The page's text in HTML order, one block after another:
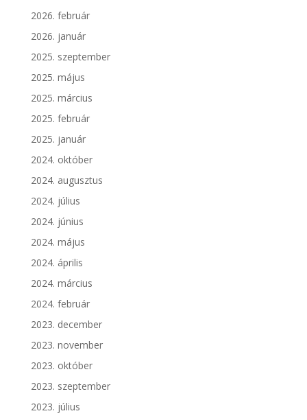
2026. február
2026. január
2025. szeptember
2025. május
2025. március
2025. február
2025. január
2024. október
2024. augusztus
2024. július
2024. június
2024. május
2024. április
2024. március
2024. február
2023. december
2023. november
2023. október
2023. szeptember
2023. július